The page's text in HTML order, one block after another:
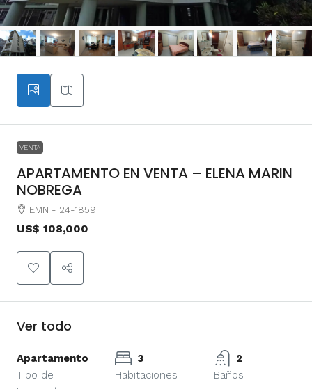
VENTA
APARTAMENTO EN VENTA – ELENA MARIN
NOBREGA
EMN - 24-1859
US$ 108,000
Ver todo
Apartamento
Tipo de
3
Habitaciones
2
Baños